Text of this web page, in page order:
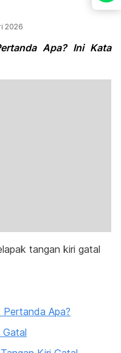
2026
Apa? Ini Kata
tangan kiri gatal
Pertanda Apa?